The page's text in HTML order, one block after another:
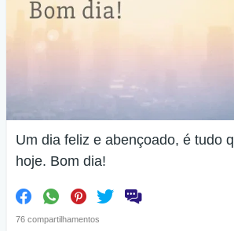
Um dia feliz e abençoado, é tudo
hoje. Bom dia!
76 compartilhamentos